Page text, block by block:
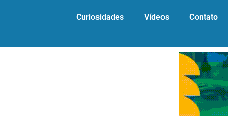
Curiosidades Vídeos Contato